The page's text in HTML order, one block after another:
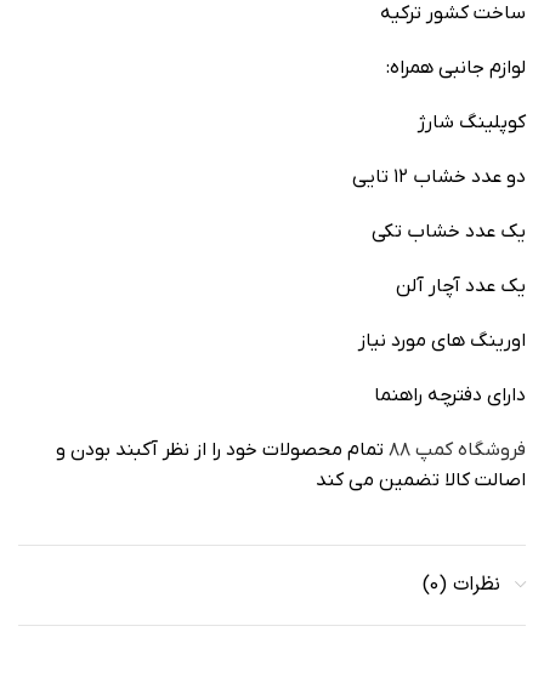
ساخت کشور ترکیه
لوازم جانبی همراه:
کوپلینگ شارژ
دو عدد خشاب ۱۲ تایی
یک عدد خشاب تکی
یک عدد آچار آلن
اورینگ های مورد نیاز
دارای دفترچه راهنما
فروشگاه کمپ ۸۸
تمام محصولات خود را از نظر آکبند بودن و
اصالت کالا تضمین می کند
نظرات (0)